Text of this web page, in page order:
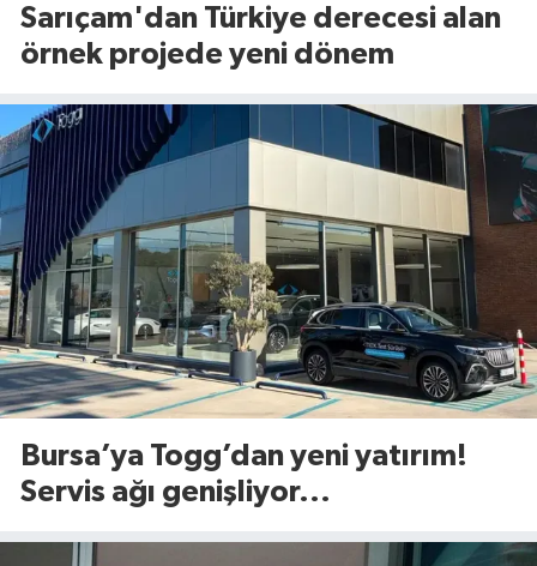
Sarıçam'dan Türkiye derecesi alan
örnek projede yeni dönem
Bursa’ya Togg’dan yeni yatırım!
Servis ağı genişliyor...